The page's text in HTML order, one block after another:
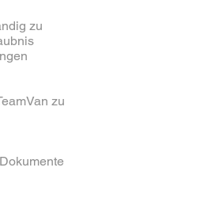
zu
zu